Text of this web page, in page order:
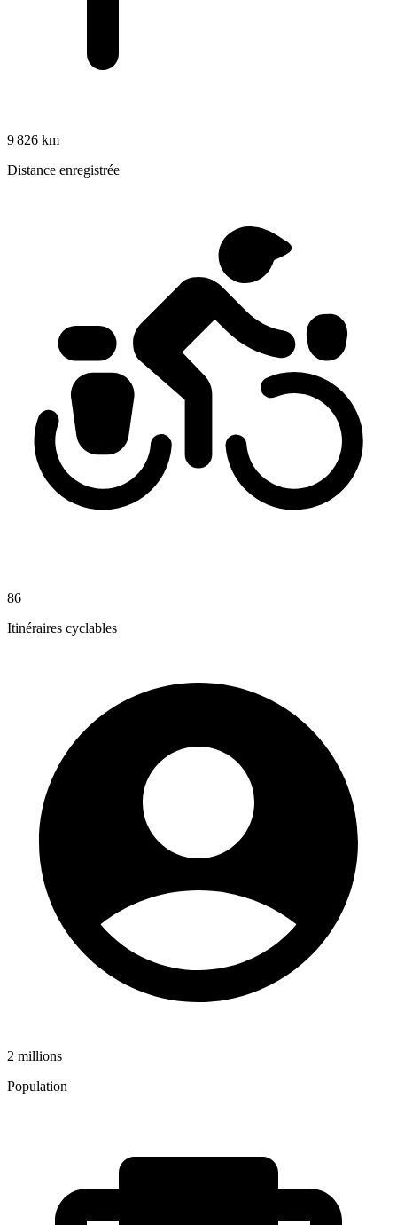
9 826 km
Distance enregistrée
86
Itinéraires cyclables
2 millions
Population